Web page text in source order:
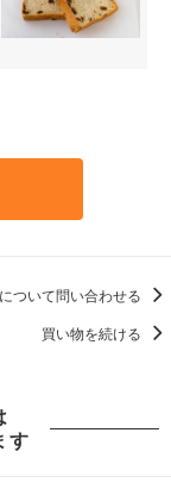
ついて問い合わせる
買い物を続ける
す